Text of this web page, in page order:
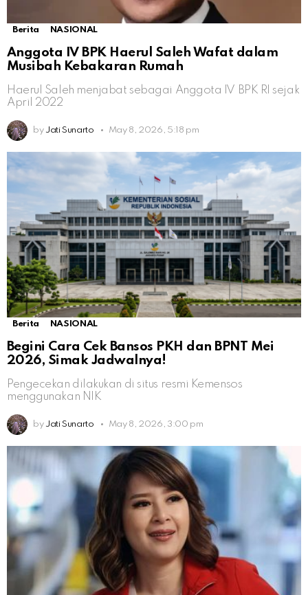
Berita NASIONAL
Anggota IV BPK Haerul Saleh Wafat dalam
Musibah Kebakaran Rumah
Haerul Saleh menjabat sebagai Anggota IV BPK RI sejak
April 2022
by Jati Sunarto May 8, 2026, 5:18 pm
Berita NASIONAL
Begini Cara Cek Bansos PKH dan BPNT Mei
2026, Simak Jadwalnya!
Pengecekan dilakukan di situs resmi Kemensos
menggunakan NIK
by Jati Sunarto May 8, 2026, 3:00 pm